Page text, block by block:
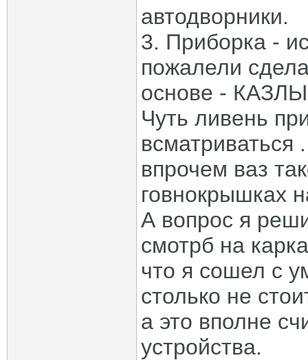
автодворники.
3. Приборка -
пожалели
основе -
Чуть ливень
впрочем ваз
говнокрышках
А вопрос я
смотрб на
что я сошел с
столько не
а это вполне
устройства.